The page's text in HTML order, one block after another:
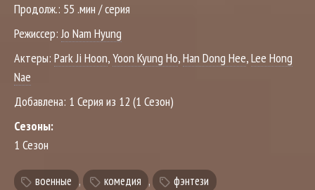
Продолж.: 55 .мин / серия
Режиссер:Jo Nam Hyung
Актеры: Park Ji Hoon,Yoon Kyung Ho,Han Dong Hee,Lee Hong
Nae
Добавлена: 1 Серия из 12 (1 Сезон)
Сезоны:
1 Сезон
военные , комедия , фэнтези